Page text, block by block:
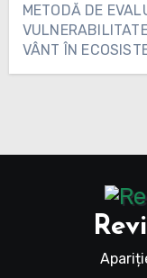
METODĂ DE
VÂNT ÎN